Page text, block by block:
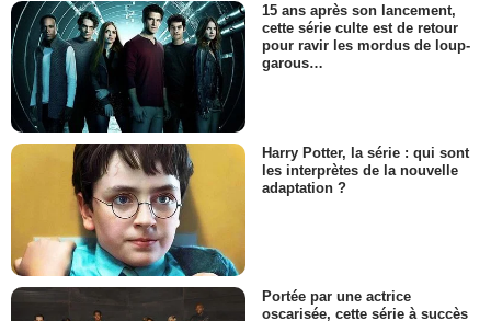
15 ans après son lancement,
cette série culte est de retour
pour ravir les mordus de loup-
garous…
Harry Potter, la série : qui sont
les interprètes de la nouvelle
adaptation ?
Portée par une actrice
oscarisée, cette série à succès